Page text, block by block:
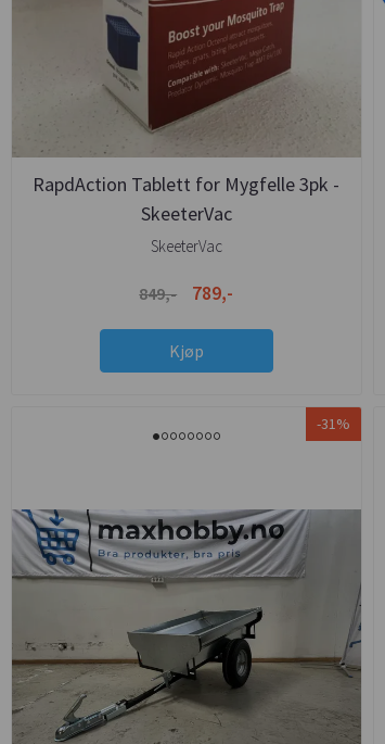
RapdAction Tablett for Mygfelle 3pk -
SkeeterVac
SkeeterVac
849,- 789,-
Kjøp
-31%